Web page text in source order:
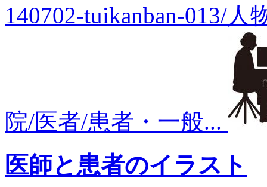
140702-tuikanban-013/
院/医者/患者・一般...
医師と患者のイラスト